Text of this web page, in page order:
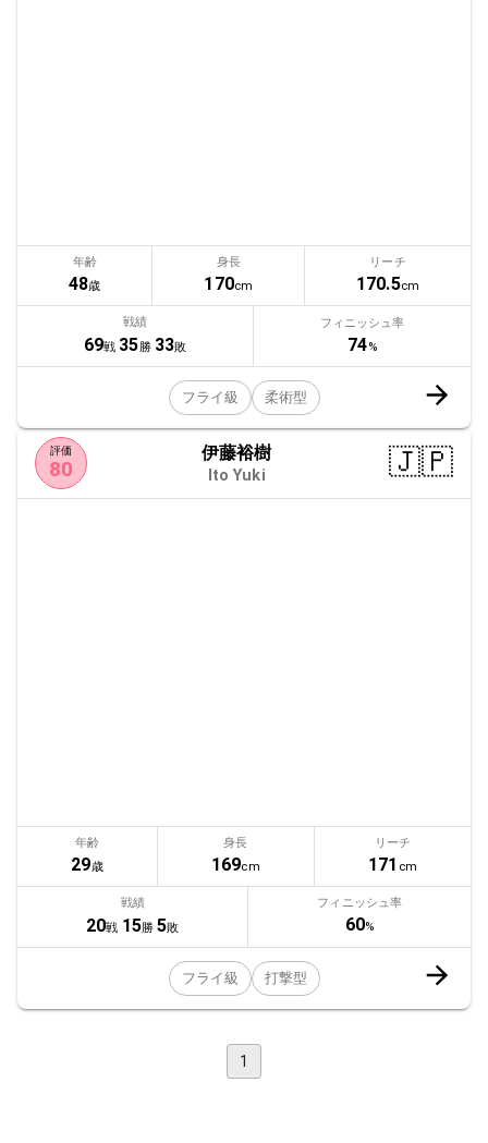
年齢
48歳
身長
170cm
リーチ
170.5cm
戦績
69戦 35 勝 33敗
フィニッシュ率
74%
フライ級 柔術型
評価
80
伊藤裕樹
Ito Yuki 🇯🇵
年齢
29歳
身長
169cm
リーチ
171 cm
戦績
20戦 15勝 5敗
フィニッシュ率
60%
フライ級 打撃型
1